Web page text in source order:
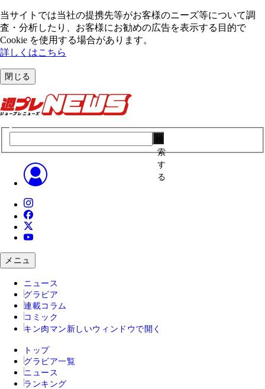
当サイトでは当社の提携先等がお客様のニーズ等について調
査・分析したり、お客様にお勧めの広告を表⽰する⽬的で
Cookie を使⽤する場合があります。
詳しくはこちら
閉じる
索
す
る
メニュ
ニュース
グラビア
連載コラム
コミック
キン肉マン 新しいウィンドウで開く
トップ
グラビア一覧
ニュース
ランキング